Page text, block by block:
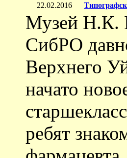
22.02.2016
Музей Н.К.
СибРО
Верхнего
начато
ребят